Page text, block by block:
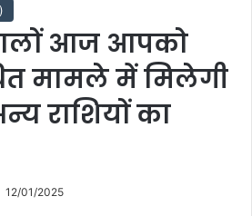
आज आपको
मामले में मिलेगी
राशियों का
12/01/2025